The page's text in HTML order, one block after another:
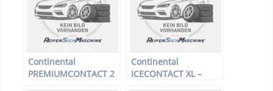
Continental
PREMIUMCONTACT 2
Continental
ICECONTACT XL –